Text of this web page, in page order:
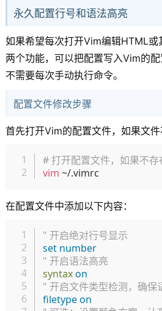
永久配置行号和语法高亮
如果希望每次打开Vim编辑HTML
两个功能，可以把配置写入Vim的
不需要每次手动执行命令。
配置文件修改步骤
首先打开Vim的配置文件，如果文件
# 打开配置文件，如果不存
vim
在配置文件中添加以下内容：
" 开启绝对行号显示
set number
" 开启语法高亮
syntaxon
" 开启文件类型检测，确保
filetypeon